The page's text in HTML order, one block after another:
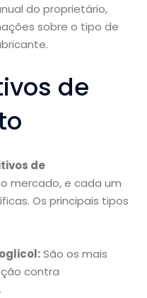
do proprietário,
sobre o tipo de
de
de
mercado, e cada um
Os principais tipos
São os mais
contra